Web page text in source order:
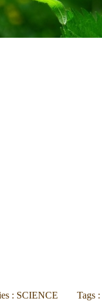
: SCIENCE Tags :